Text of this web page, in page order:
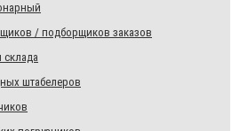
/ подборщиков заказов
склада
штабелеров